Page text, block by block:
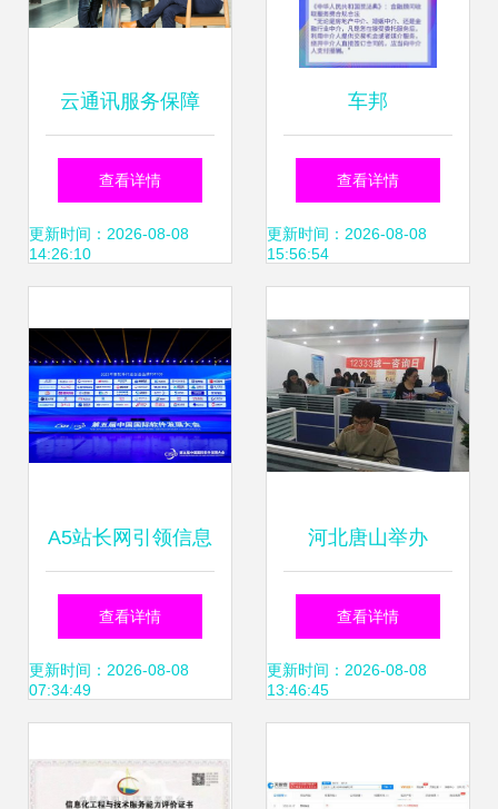
云通讯服务保障
难？网易云信金牌
T服务全面启动
查看详情
更新时间：2026-08-08
14:26:10
车邦
查看详情
更新时间：2026-08-08
15:56:54
A5站长网引领信息
技术咨询服务新潮
流，深度解析最新
查看详情
更新时间：2026-08-08
07:34:49
河北唐山举办
12333全国统一咨
询日 信息技术服务
查看详情
更新时间：2026-08-08
13:46:45